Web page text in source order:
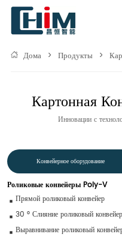
Дома > Продукты >
Картонная
Инновации с
Конвейерное оборудование
Роликовые конвейеры Poly-V
Прямой роликовый конвейер
30 ° Слияние роликовый конвейер
Выравнивание роликовый